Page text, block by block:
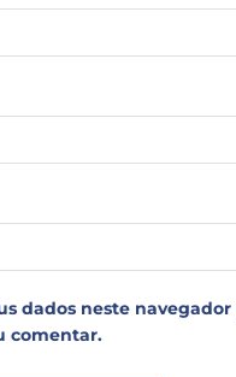
dados neste
comentar.